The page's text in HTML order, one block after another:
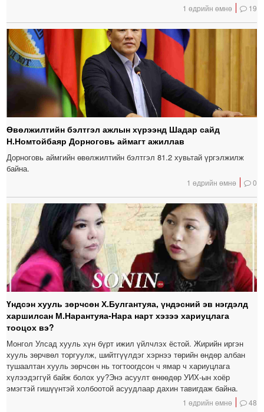
1 өдрийн өмнө 19
Өвөлжилтийн бэлтгэл ажлын хүрээнд Шадар сайд
Н.Номтойбаяр Дорноговь аймагт ажиллав
Дорноговь аймгийн өвөлжилтийн бэлтгэл 81.2 хувьтай үргэлжилж
байна.
1 өдрийн өмнө 0
Үндсэн хууль зөрчсөн Х.Булгантуяа, үндэсний эв нэгдэлд
харшилсан М.Нарантуяа-Нара нарт хэзээ хариуцлага
тооцох вэ?
Монгол Улсад хууль хүн бүрт ижил үйлчлэх ёстой. Жирийн иргэн
хууль зөрчвөл торгуулж, шийтгүүлдэг хэрнээ төрийн өндөр албан
тушаалтан хууль зөрчсөн нь тогтоогдсон ч ямар ч хариуцлага
хүлээдэггүй байж болох уу?Энэ асуулт өнөөдөр УИХ-ын хоёр
эмэгтэй гишүүнтэй холбоотой асуудлаар дахин тавигдаж байна.
1 өдрийн өмнө 48